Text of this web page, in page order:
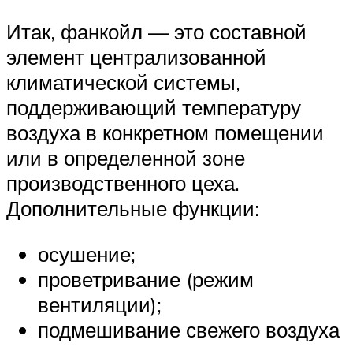
Итак, фанкойл — это составной
элемент централизованной
климатической системы,
поддерживающий температуру
воздуха в конкретном помещении
или в определенной зоне
производственного цеха.
Дополнительные функции:
осушение;
проветривание (режим
вентиляции);
подмешивание свежего воздуха